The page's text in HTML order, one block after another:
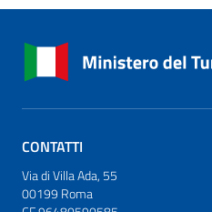
CONTATTI
Via di Villa Ada, 55
00199 Roma